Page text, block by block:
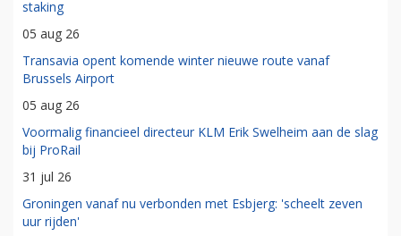
staking
05 aug 26
Transavia opent komende winter nieuwe route vanaf
Brussels Airport
05 aug 26
Voormalig financieel directeur KLM Erik Swelheim aan de slag
bij ProRail
31 jul 26
Groningen vanaf nu verbonden met Esbjerg: 'scheelt zeven
uur rijden'